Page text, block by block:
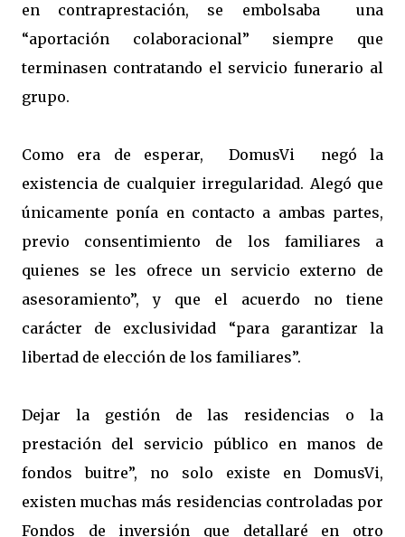
en contraprestación, se embolsaba una
“aportación colaboracional” siempre que
terminasen contratando el servicio funerario al
grupo.
Como era de esperar, DomusVi negó la
existencia de cualquier irregularidad. Alegó que
únicamente ponía en contacto a ambas partes,
previo consentimiento de los familiares a
quienes se les ofrece un servicio externo de
asesoramiento”, y que el acuerdo no tiene
carácter de exclusividad “para garantizar la
libertad de elección de los familiares”.
Dejar la gestión de las residencias o la
prestación del servicio público en manos de
fondos buitre”, no solo existe en DomusVi,
existen muchas más residencias controladas por
Fondos de inversión que detallaré en otro